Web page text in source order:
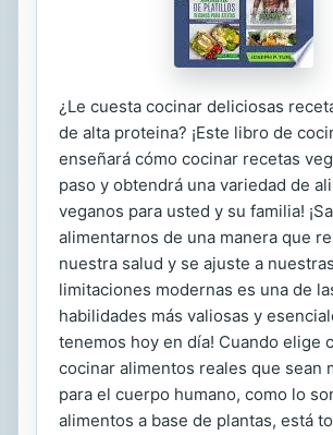
¿Le cuesta cocinar deliciosas
de alta proteina? ¡Este libro de
enseñará cómo cocinar recetas
paso y obtendrá una variedad de
veganos para usted y su familia!
alimentarnos de una manera que
nuestra salud y se ajuste a nuestras
limitaciones modernas es una de
habilidades más valiosas y
tenemos hoy en día! Cuando elige
cocinar alimentos reales que sean
para el cuerpo humano, como lo
alimentos a base de plantas, está